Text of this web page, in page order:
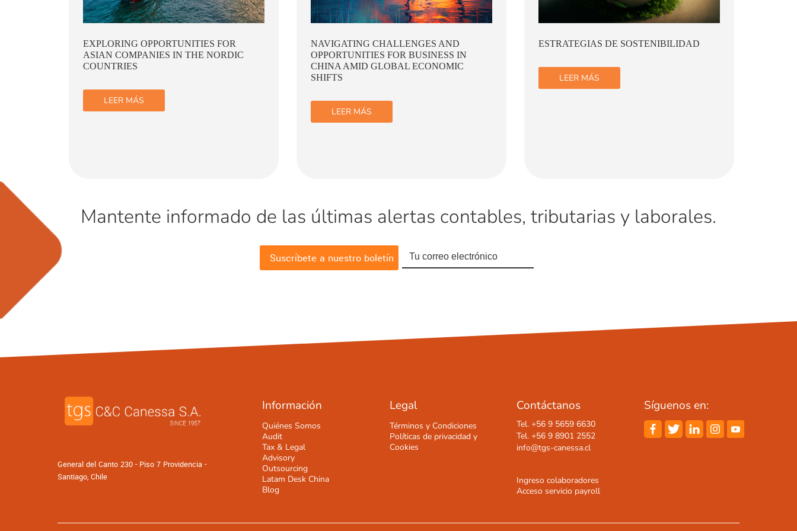
NAVIGATING CHALLENGES AND
OPPORTUNITIES FOR BUSINESS IN
CHINA AMID GLOBAL ECONOMIC
LEER MÁS
ESTRATEGIAS DE SOSTENIBILIDAD
LEER MÁS
FINANZAS SOSTENIBLES
LEER MÁS
Mantente informado de las últimas alertas contables, tributarias y laborales.
General del Canto 230 - Piso 7 Providencia -
Santiago, Chile
Información
Quiénes Somos
Audit
Tax & Legal
Advisory
Outsourcing
Latam Desk China
Blog
Legal
Términos y Condiciones
Políticas de privacidad y
Cookies
Contáctanos
Tel. +56 9 5659 6630
Tel. +56 9 8901 2552
info@tgs-canessa.cl
Ingreso colaboradores
Acceso servicio payroll
Síguenos en: